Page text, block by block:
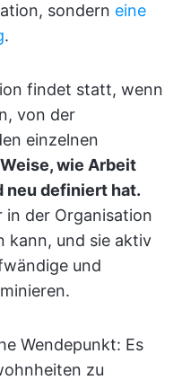
sondern eine
.
findet statt, wenn
von der
einzelnen
wie Arbeit
neu definiert hat.
in der Organisation
kann, und sie aktiv
und
Wendepunkt: Es
zu